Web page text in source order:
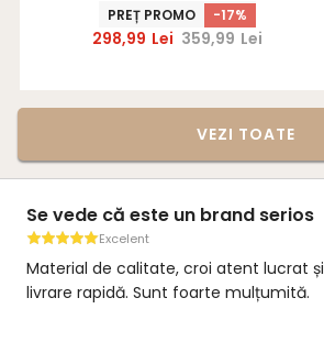
PREȚ PROMO -17%
298,99 Lei 359,99 Lei
VEZI TOATE
Se vede că este un brand serios
Excelent
Material de calitate, croi atent lucrat și
livrare rapidă. Sunt foarte mulțumită.